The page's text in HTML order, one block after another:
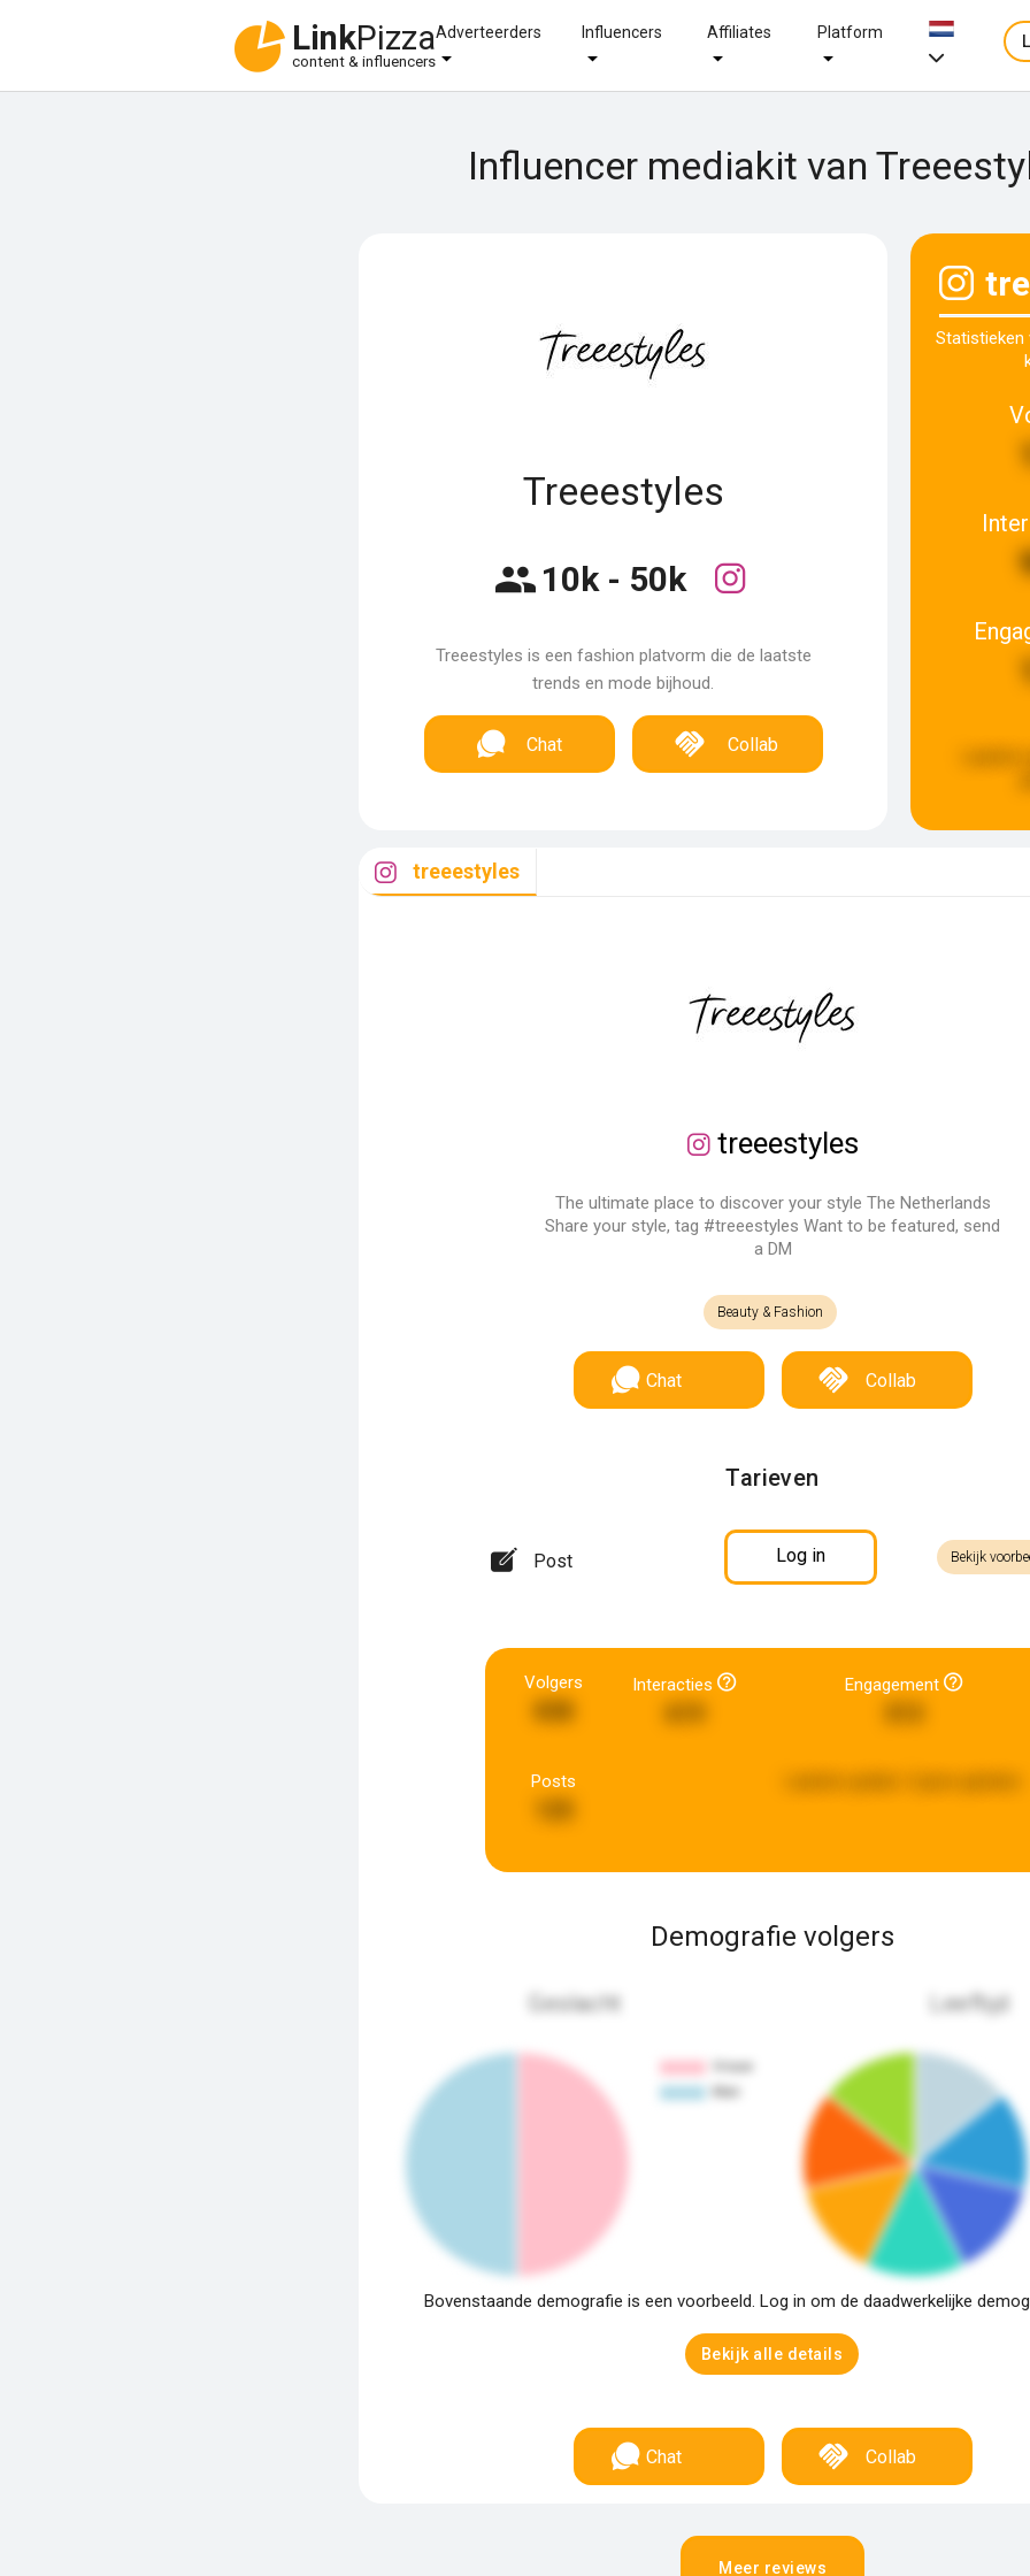
LinkPizza
content & influencers
Adverteerders Influencers Affiliates Platform
Influencer mediakit van
Treeestyles
10k - 50k
Treeestyles is een fashion platvorm die de laatste
trends en mode bijhoud.
Chat Collab
treeestyles
treeestyles
The ultimate place to discover your style The Netherlands
Share your style, tag #treeestyles Want to be featured, send
a DM
Beauty & Fashion
Chat Collab
Tarieven
Post Log in Bekijk
Volgers
838
Interacties Engagement
Posts
Demografie volgers
Geslacht Leeftijd
Bovenstaande demografie is een voorbeeld. Log in om de daadwerkelijke
Bekijk alle details
Chat Collab
Meer reviews